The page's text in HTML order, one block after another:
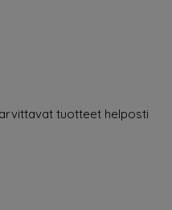
tuotteet helposti